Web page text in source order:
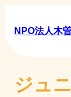
NPO法人木
ジュ